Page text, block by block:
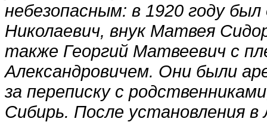
небезопасным: в 1920 году
Николаевич, внук Матвея
также Георгий Матвеевич с
Александровичем. Они были
за переписку с
Сибирь. После установления